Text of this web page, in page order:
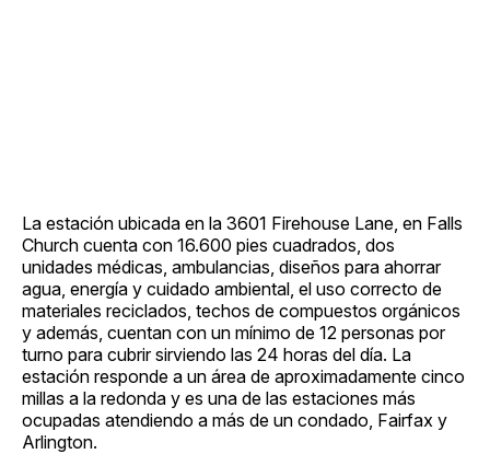
La estación ubicada en la 3601 Firehouse Lane, en Falls
Church cuenta con 16.600 pies cuadrados, dos
unidades médicas, ambulancias, diseños para ahorrar
agua, energía y cuidado ambiental, el uso correcto de
materiales reciclados, techos de compuestos orgánicos
y además, cuentan con un mínimo de 12 personas por
turno para cubrir sirviendo las 24 horas del día. La
estación responde a un área de aproximadamente cinco
millas a la redonda y es una de las estaciones más
ocupadas atendiendo a más de un condado, Fairfax y
Arlington.